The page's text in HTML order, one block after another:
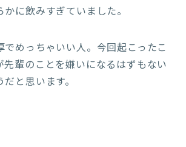
に飲みすぎていました。
でめっちゃいい人。今回起こったこ
先輩のことを嫌いになるはずもない
と思います。